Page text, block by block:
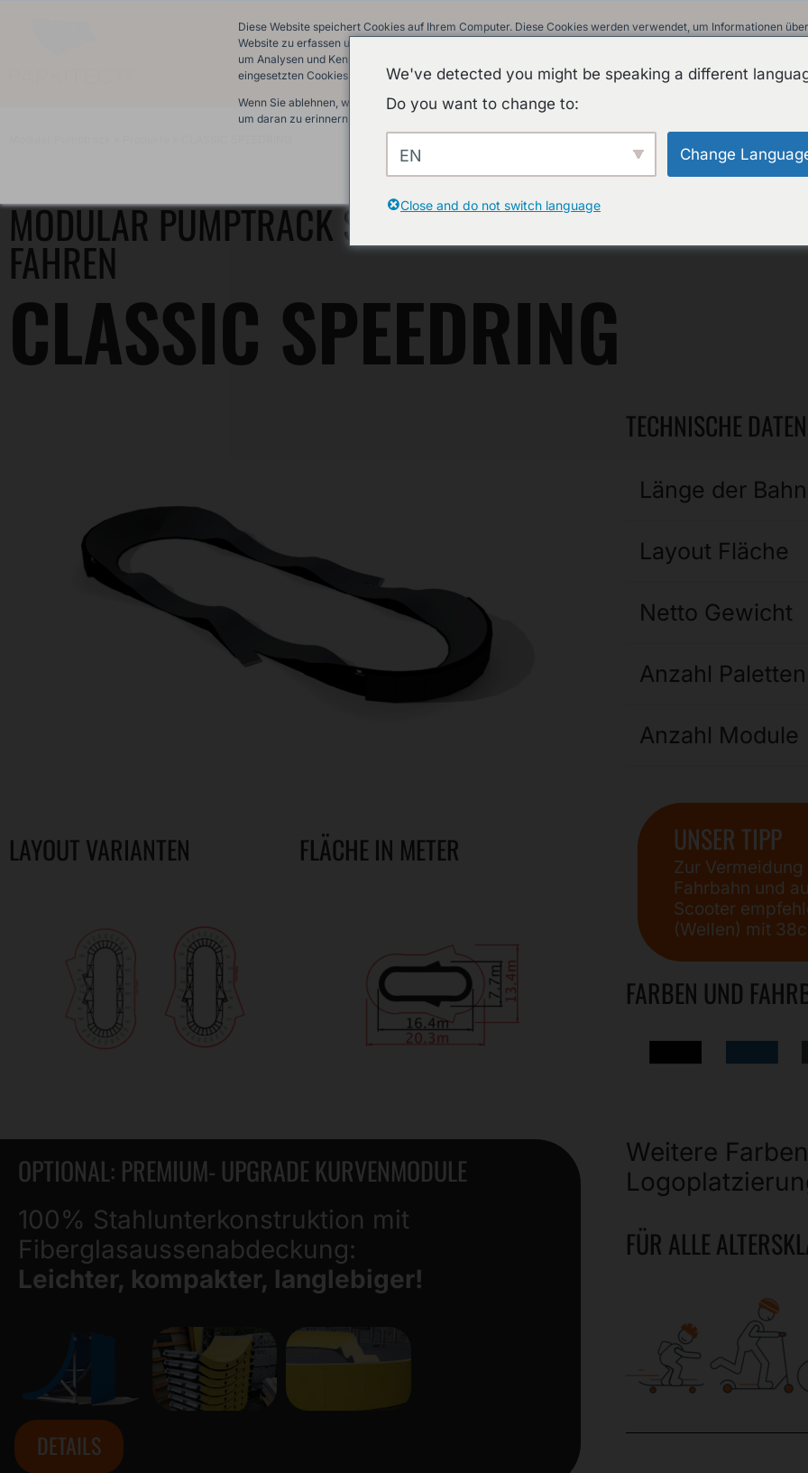
Diese Website speichert Cookies auf Ihrem Computer. Diese Cookies werden verwendet, um Informationen
Website zu erfassen und damit wir uns an Sie erinnern können. Wir nutzen diese Informationen, um Ihre
um Analysen und Kennzahlen über unsere Besucher auf dieser Website und anderen Medien-Seiten zu
eingesetzten Cookies finden Sie in unserer Datenschutzrichtlinie.
Wenn Sie ablehnen, werden Ihre Informationen beim Besuch dieser Website nicht erfasst. Ein einzelnes Cookie
um daran zu erinnern, dass Sie nicht nachverfolgt werden möchten.
MODULAR PUMPTRACK SPEEDRING IST SCHNELL IM
FAHREN
CLASSIC SPEEDRING
LAYOUT VARIANTEN FLÄCHE IN METER
OPTIONAL: PREMIUM- UPGRADE KURVENMODULE
100% Stahlunterkonstruktion mit
Fiberglasaussenabdeckung:
Leichter, kompakter, langlebiger!
DETAILS
TECHNISCHE DATEN
Länge der Bahn
Layout Fläche
Netto Gewicht
Anzahl Paletten
Anzahl Module
UNSER TIPP
Zur
Fahrbahn und
Scooter
(Wellen) mit
FARBEN UND
Weitere
FÜR ALLE
We've detected you might be speaking a different
Do you want to change to:
EN Change
Close and do not switch language